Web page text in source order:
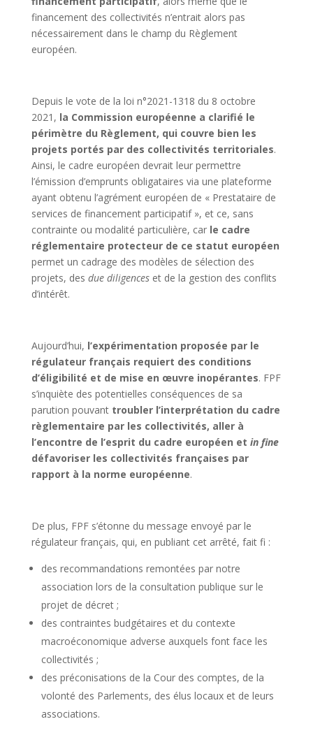
financement des collectivités n’entrait alors pas
nécessairement dans le champ du Règlement
européen.
Depuis le vote de la loi n°2021-1318 du 8 octobre
2021, la Commission européenne a clarifié le
périmètre du Règlement, qui couvre bien les
projets portés par des collectivités territoriales.
Ainsi, le cadre européen devrait leur permettre
l’émission d’emprunts obligataires via une plateforme
ayant obtenu l’agrément européen de « Prestataire de
services de financement participatif », et ce, sans
contrainte ou modalité particulière, car le cadre
réglementaire protecteur de ce statut européen
permet un cadrage des modèles de sélection des
projets, des due diligenceset de la gestion des conflits
d’intérêt.
Aujourd’hui, l’expérimentation proposée par le
régulateur français requiert des conditions
d’éligibilité et de mise en œuvre inopérantes. FPF
s’inquiète des potentielles conséquences de sa
parution pouvant troubler l’interprétation du cadre
règlementaire par les collectivités, aller à
l’encontre de l’esprit du cadre européen et in fine
défavoriser les collectivités françaises par
rapport à la norme européenne.
De plus, FPF s’étonne du message envoyé par le
régulateur français, qui, en publiant cet arrêté, fait fi :
des recommandations remontées par notre
association lors de la consultation publique sur le
projet de décret ;
des contraintes budgétaires et du contexte
macroéconomique adverse auxquels font face les
collectivités ;
des préconisations de la Cour des comptes, de la
volonté des Parlements, des élus locaux et de leurs
associations.